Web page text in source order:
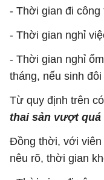
- Thời gian đi
- Thời gian nghỉ
- Thời gian nghỉ
tháng, nếu sinh
Từ quy định trên
thai sản vượt quá
Đồng thời, với viên
nêu rõ, thời gian